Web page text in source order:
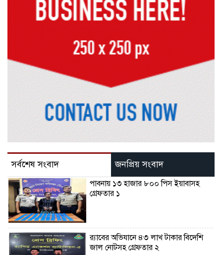
সর্বশেষ সংবাদ জনপ্রিয় সংবাদ
পাবনায় ১৩ হাজার ৮০০ পিস ইয়াবাসহ
গ্রেফতার ১
র‌্যাবের অভিযানে ৪৩ লাখ টাকার বিদেশি
জাল নোটসহ গ্রেফতার ২